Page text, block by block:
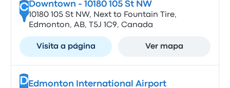
CDowntown - 10180 105 St NW
10180 105 St NW, Next to Fountain Tire,
Edmonton, AB, T5J 1C9, Canada
Visita a página Ver mapa
DEdmonton International Airport